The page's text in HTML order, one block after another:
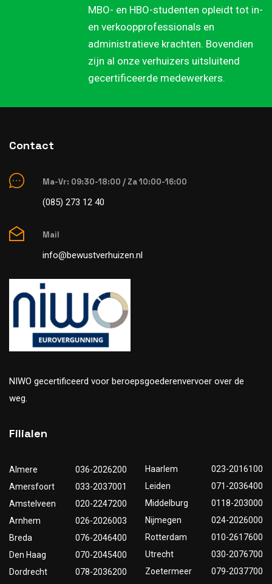
MBO- en HBO-studenten opleidt tot in-
en verkoopprofessionals en
administratieve krachten. Bovendien
zijn al onze verhuizers uitsluitend
gecertificeerde medewerkers.
Contact
Ma-Vr: 09:30-18:00 / Za 10:00-16:00
(085) 273 12 40
Mail
info@bewustverhuizen.nl
NIWO gecertificeerd voor beroepsgoederenvervoer over de
weg.
Filialen
Almere
036-2026200
Amersfoort
033-2037001
Amstelveen
020-2247200
Arnhem
026-2026003
Breda
076-2046400
Den Haag
070-2045400
Dordrecht
078-2036200
Haarlem
023-2016100
Leiden
071-2036400
Middelburg
0118-203000
Nijmegen
024-2026000
Rotterdam
010-2617600
Utrecht
030-2076700
Zoetermeer
079-2037700